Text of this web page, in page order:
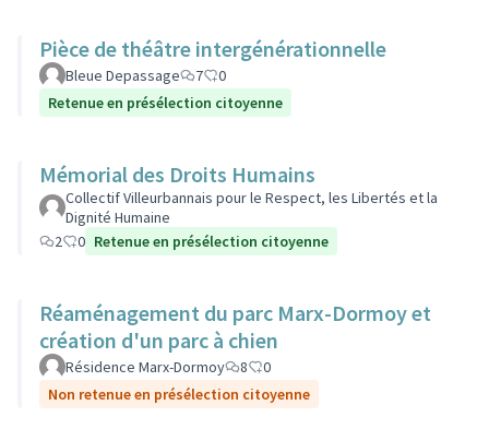
Pièce de théâtre intergénérationnelle
Bleue Depassage 7
0
Retenue en présélection citoyenne
Mémorial des Droits Humains
Collectif Villeurbannais pour le Respect, les Libertés et la
Dignité Humaine
2
0 Retenue en présélection citoyenne
Réaménagement du parc Marx-Dormoy et
création d'un parc à chien
Résidence Marx-Dormoy 8
0
Non retenue en présélection citoyenne